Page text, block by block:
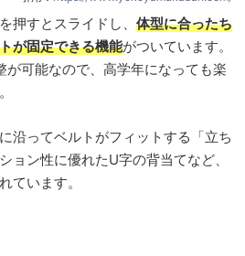
押すとスライドし、 体型に合ったち
が固定できる機能がついています。
が可能なので、高学年になっても楽
沿ってベルトがフィットする「立ち
ョン性に優れたU字の背当てなど、
ています。